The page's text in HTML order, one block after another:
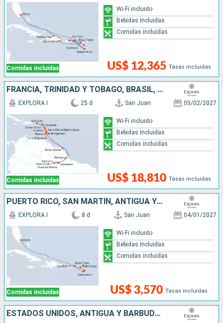
Comidas incluidas US$ 12,365 Tasas incluidas
Wi-Fi incluido
Bebidas Incluidas
Comidas incluidas
FRANCIA, TRINIDAD Y TOBAGO, BRASIL, ANTIGUA Y BARBUDA, SAN VINCENT Y LAS GRANADINAS, BARBADOS, SANTA LUCIA, PUERTO RICO
Comidas incluidas
EXPLORA I 25 d San Juan 05/02/2027
US$ 18,810 Tasas incluidas
Wi-Fi incluido
Bebidas Incluidas
Comidas incluidas
PUERTO RICO, SAN MARTÍN, ANTIGUA Y BARBUDA, REINO UNIDO, ESTADOS UNIDOS
Comidas incluidas
EXPLORA I 8 d San Juan 04/01/2027
US$ 3,570 Tasas incluidas
Wi-Fi incluido
Bebidas Incluidas
Comidas incluidas
ESTADOS UNIDOS, ANTIGUA Y BARBUDA, SAN MARTÍN, PUERTO RICO